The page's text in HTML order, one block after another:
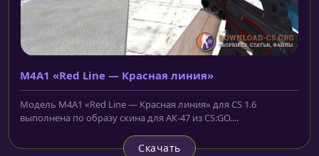
M4A1 «Red Line — Красная линия»
Модель M4A1 «Red Line — Красная линия» для CS 1.6
выполнена по образу скина для АК-47 из CS:GO....
Скачать